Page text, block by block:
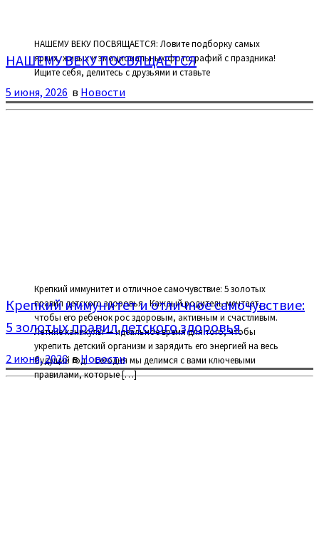
НАШЕМУ ВЕКУ ПОСВЯЩАЕТСЯ: Ловите подборку самых
ярких, живых и эмоциональных фотографий с праздника!
Ищите себя, делитесь с друзьями и ставьте
НАШЕМУ ВЕКУ ПОСВЯЩАЕТСЯ
5 июня, 2026 в Новости
Крепкий иммунитет и отличное самочувствие: 5 золотых
правил детского здоровья Каждый родитель мечтает,
чтобы его ребенок рос здоровым, активным и счастливым.
Летние каникулы — идеальное время для того, чтобы
укрепить детский организм и зарядить его энергией на весь
будущий год. Сегодня мы делимся с вами ключевыми
правилами, которые […]
Крепкий иммунитет и отличное самочувствие:
5 золотых правил детского здоровья
2 июня, 2026вНовости